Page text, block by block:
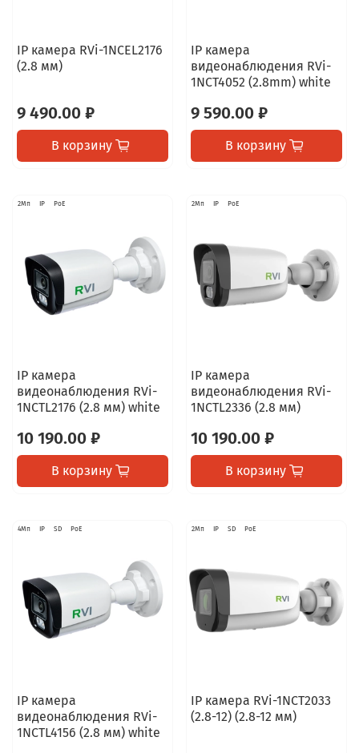
IP камера RVi-1NCEL2176
(2.8 мм)
9 490.00 ₽
В корзину
IP камера
видеонаблюдения RVi-
1NCT4052 (2.8mm) white
9 590.00 ₽
В корзину
2Мп IP PoE
IP камера
видеонаблюдения RVi-
1NCTL2176 (2.8 мм) white
10 190.00 ₽
В корзину
2Мп IP PoE
IP камера
видеонаблюдения RVi-
1NCTL2336 (2.8 мм)
10 190.00 ₽
В корзину
4Мп IP SD PoE
IP камера
видеонаблюдения RVi-
1NCTL4156 (2.8 мм) white
2Мп IP SD PoE
IP камера RVi-1NCT2033
(2.8-12) (2.8-12 мм)